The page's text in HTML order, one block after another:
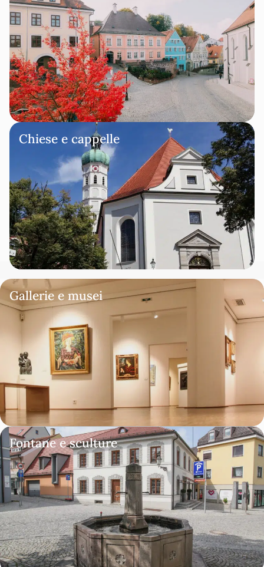
Chiese e cappelle
Gallerie e musei
Fontane e sculture